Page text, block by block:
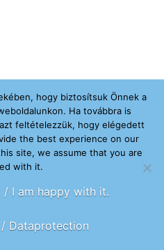
.
SEGÍTENÉK
hogy biztosítsuk Önnek a
Ha továbbra is
feltételezzük, hogy elégedett
the best experience on our
site, we assume that you are
with it.
I am happy with it.
Dataprotection